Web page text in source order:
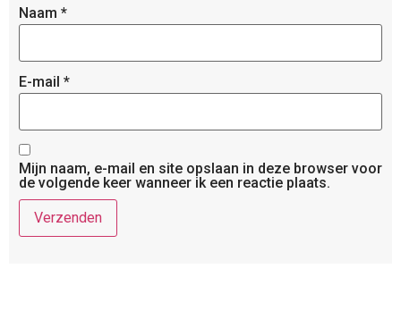
Naam *
E-mail *
Mijn naam, e-mail en site opslaan in deze browser voor
de volgende keer wanneer ik een reactie plaats.